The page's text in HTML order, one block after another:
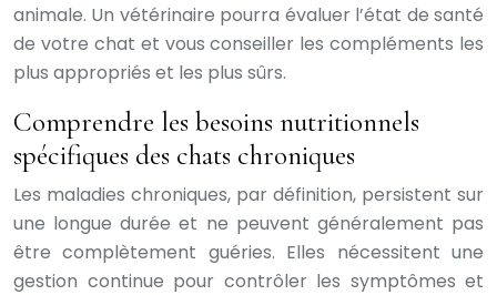
animale. Un vétérinaire pourra évaluer l’état de santé
de votre chat et vous conseiller les compléments les
plus appropriés et les plus sûrs.
Comprendre les besoins nutritionnels
spécifiques des chats chroniques
Les maladies chroniques, par définition, persistent sur
une longue durée et ne peuvent généralement pas
être complètement guéries. Elles nécessitent une
gestion continue pour contrôler les symptômes et